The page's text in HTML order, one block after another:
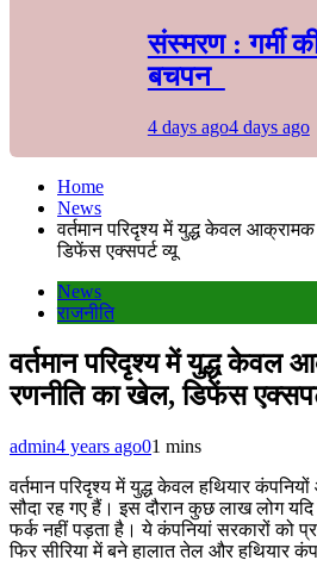
संस्मरण : गर्मी
बचपन
4 days ago4 days ago
Home
News
वर्तमान परिदृश्य में युद्ध केवल आक्रामक
डिफेंस एक्सपर्ट व्यू
News
राजनीति
वर्तमान परिदृश्य में युद्ध केवल
रणनीति का खेल, डिफेंस
admin4 years ago01 mins
वर्तमान परिदृश्य में युद्ध केवल हथियार
सौदा रह गए हैं। इस दौरान कुछ लाख लोग
फर्क नहीं पड़ता है। ये कंपनियां सरकारों को
फिर सीरिया में बने हालात तेल और हथियार